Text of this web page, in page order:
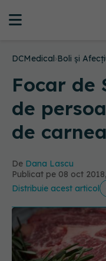
DCMedical›Boli și
Focar de
de
de
De Dana Lascu
Publicat pe 08 oct
Distribuie acest articol